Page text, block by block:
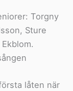
Torgny
Sture
låten när